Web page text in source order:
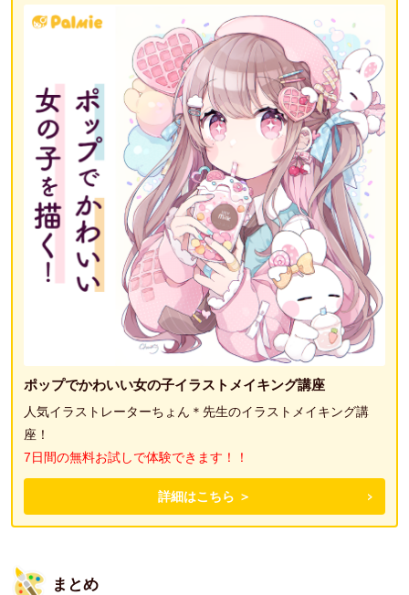
ポップでかわいい女の子イラストメイキング講座
人気イラストレーターちょん＊先生のイラストメイキング講
座！
7日間の無料お試しで体験できます！！
詳細はこちら ＞
まとめ